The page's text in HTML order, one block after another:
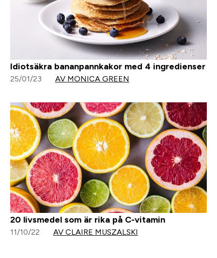
Idiotsäkra bananpannkakor med 4 ingredienser
25/01/23 AV MONICA GREEN
20 livsmedel som är rika på C-vitamin
11/10/22 AV CLAIRE MUSZALSKI